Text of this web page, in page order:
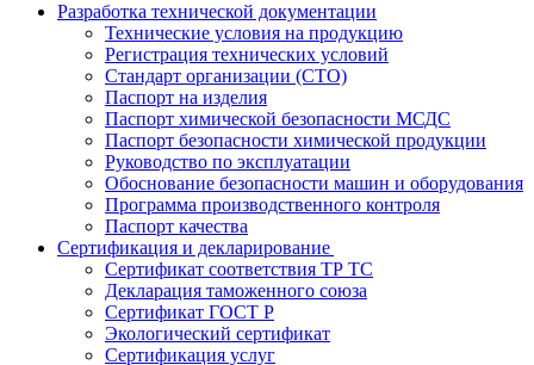
Разработка технической документации
Технические условия на продукцию
Регистрация технических условий
Стандарт организации (СТО)
Паспорт на изделия
Паспорт химической безопасности МСДС
Паспорт безопасности химической продукции
Руководство по эксплуатации
Обоснование безопасности машин и оборудования
Программа производственного контроля
Паспорт качества
Сертификация и декларирование
Сертификат соответствия ТР ТС
Декларация таможенного союза
Сертификат ГОСТ Р
Экологический сертификат
Сертификация услуг